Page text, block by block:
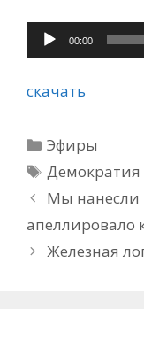
Аудиоплеер
00:00
скачать
Рубрики
Эфиры
Метки
Демократия
Мы нанесли
апеллировало
Железная